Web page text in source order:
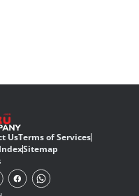
UsTerms of Services
Sitemap